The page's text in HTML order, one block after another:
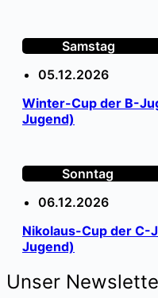
Samstag
05.12.2026
Winter-Cup der B-
Jugend)
Sonntag
06.12.2026
Nikolaus-Cup der C-
Jugend)
Unser